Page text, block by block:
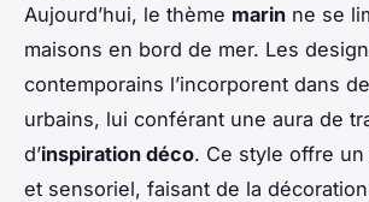
Aujourd’hui, le thème marin ne se
maisons en bord de mer. Les
contemporains l’incorporent dans
urbains, lui conférant une aura de
d’inspiration déco. Ce style offre
et sensoriel, faisant de la